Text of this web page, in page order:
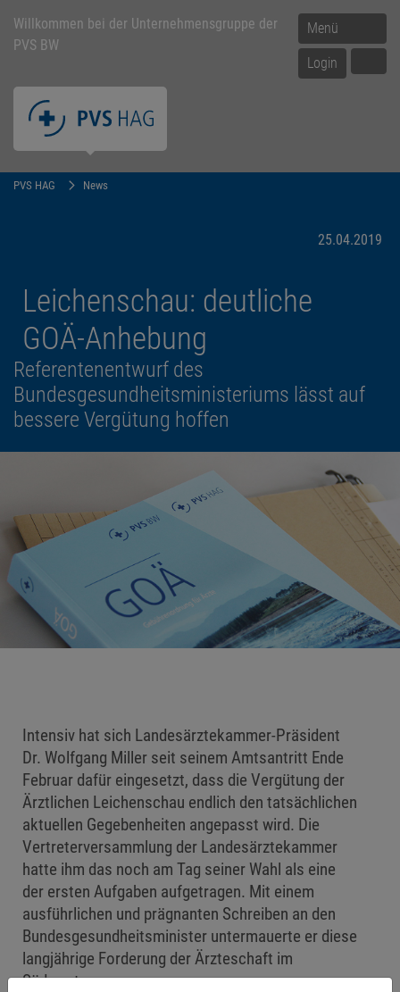
Menü
Login
Willkommen bei der Unternehmensgruppe der
PVS BW
PVS HAG News
25.04.2019
Leichenschau: deutliche
GOÄ-Anhebung
Referentenentwurf des
Bundesgesundheitsministeriums lässt auf
bessere Vergütung hoffen
Intensiv hat sich Landesärztekammer-Präsident
Dr. Wolfgang Miller seit seinem Amtsantritt Ende
Februar dafür eingesetzt, dass die Vergütung der
Ärztlichen Leichenschau endlich den tatsächlichen
aktuellen Gegebenheiten angepasst wird. Die
Vertreterversammlung der Landesärztekammer
hatte ihm das noch am Tag seiner Wahl als eine
der ersten Aufgaben aufgetragen. Mit einem
ausführlichen und prägnanten Schreiben an den
Bundesgesundheitsminister untermauerte er diese
langjährige Forderung der Ärzteschaft im
Südwesten.